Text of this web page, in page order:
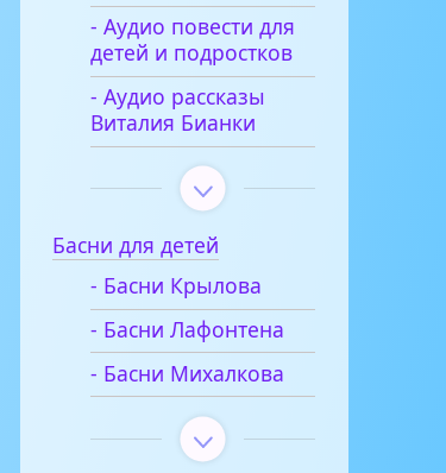
- Аудио повести для
детей и подростков
- Аудио рассказы
Виталия Бианки
Басни для детей
- Басни Крылова
- Басни Лафонтена
- Басни Михалкова